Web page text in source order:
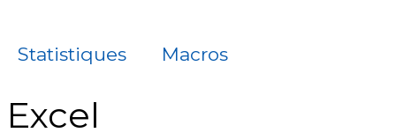
Statistiques Macros